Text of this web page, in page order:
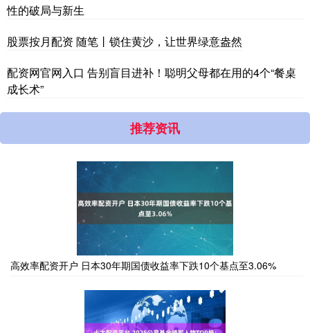
性的破局与新生
股票按月配资 随笔丨锁住黄沙，让世界绿意盎然
配资网官网入口 告别盲目进补！聪明父母都在用的4个“餐桌
成长术”
推荐资讯
高效率配资开户 日本30年期国债收益率下跌10个基点至3.06%